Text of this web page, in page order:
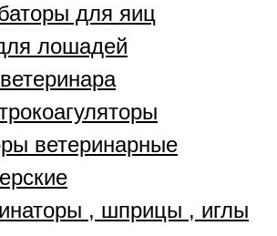
для яиц
лошадей
ветеринарные
, шприцы , иглы